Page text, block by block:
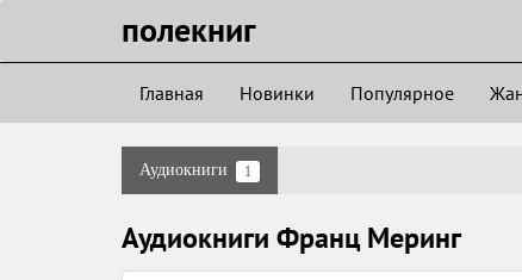
полекниг
Главная Новинки Популярное
Аудиокниги 1
Аудиокниги Франц Меринг